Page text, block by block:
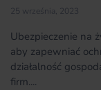
25 września, 2023
Ubezpieczenie na
aby zapewniać
działalność
firm....